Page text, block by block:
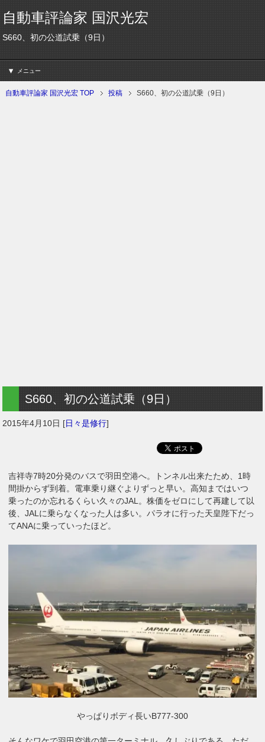
自動車評論家 国沢光宏
S660、初の公道試乗（9日）
メニュー
自動車評論家 国沢光宏 TOP 投稿 S660、初の公道試乗（9日）
S660、初の公道試乗（9日）
2015年4月10日 [日々是修行]
吉祥寺7時20分発のバスで羽田空港へ。トンネル出来たため、1時
間掛からず到着。電車乗り継ぐよりずっと早い。高知まではいつ
乗ったのか忘れるくらい久々のJAL。株価をゼロにして再建して以
後、JALに乗らなくなった人は多い。パラオに行った天皇陛下だっ
てANAに乗っていったほど。
やっぱりボディ長いB777-300